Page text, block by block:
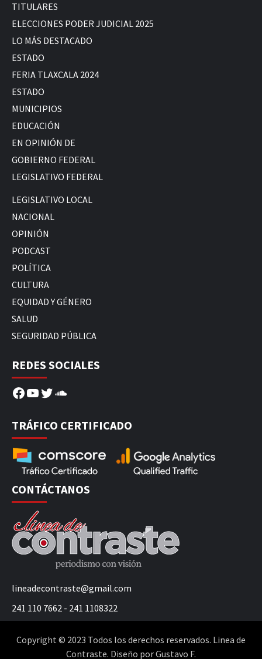
TITULARES
ELECCIONES PODER JUDICIAL 2025
LO MÁS DESTACADO
ESTADO
FERIA TLAXCALA 2024
ESTADO
MUNICIPIOS
EDUCACIÓN
EN OPINIÓN DE
GOBIERNO FEDERAL
LEGISLATIVO FEDERAL
LEGISLATIVO LOCAL
NACIONAL
OPINIÓN
PODCAST
POLÍTICA
CULTURA
EQUIDAD Y GÉNERO
SALUD
SEGURIDAD PÚBLICA
REDES SOCIALES
Facebook
YouTube
Twitter
SoundCloud
TRÁFICO CERTIFICADO
CONTÁCTANOS
lineadecontraste@gmail.com
241 110 7662 - 241 1108322
Copyright © 2023 Todos los derechos reservados. Linea de
Contraste. Diseño por Gustavo F.